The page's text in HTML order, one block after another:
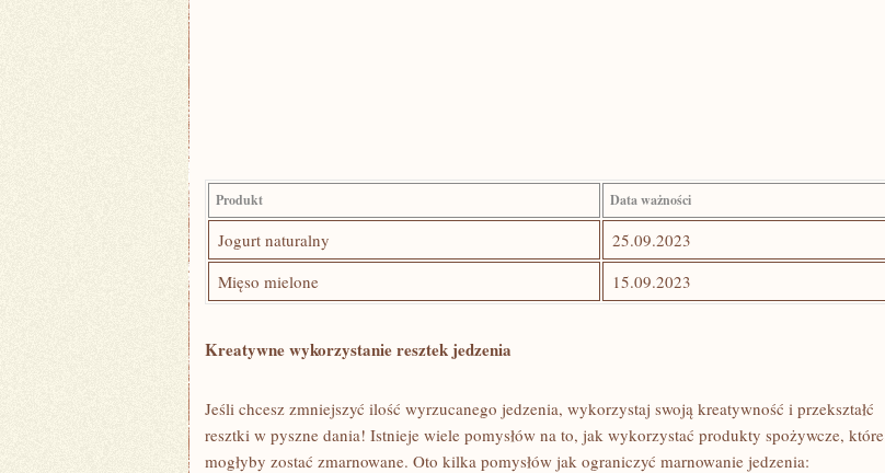
Produkt Data ważności
Jogurt naturalny
25.09.2023
Mięso‍ mielone
15.09.2023
Kreatywne wykorzystanie resztek jedzenia
Jeśli chcesz zmniejszyć‌ ilość wyrzucanego jedzenia, wykorzystaj swoją ⁢kreatywność i przekształć⁤
resztki w pyszne dania! Istnieje wiele pomysłów‍ na to, jak wykorzystać produkty spożywcze, które‌
mogłyby zostać zmarnowane. Oto kilka pomysłów jak ograniczyć marnowanie jedzenia: